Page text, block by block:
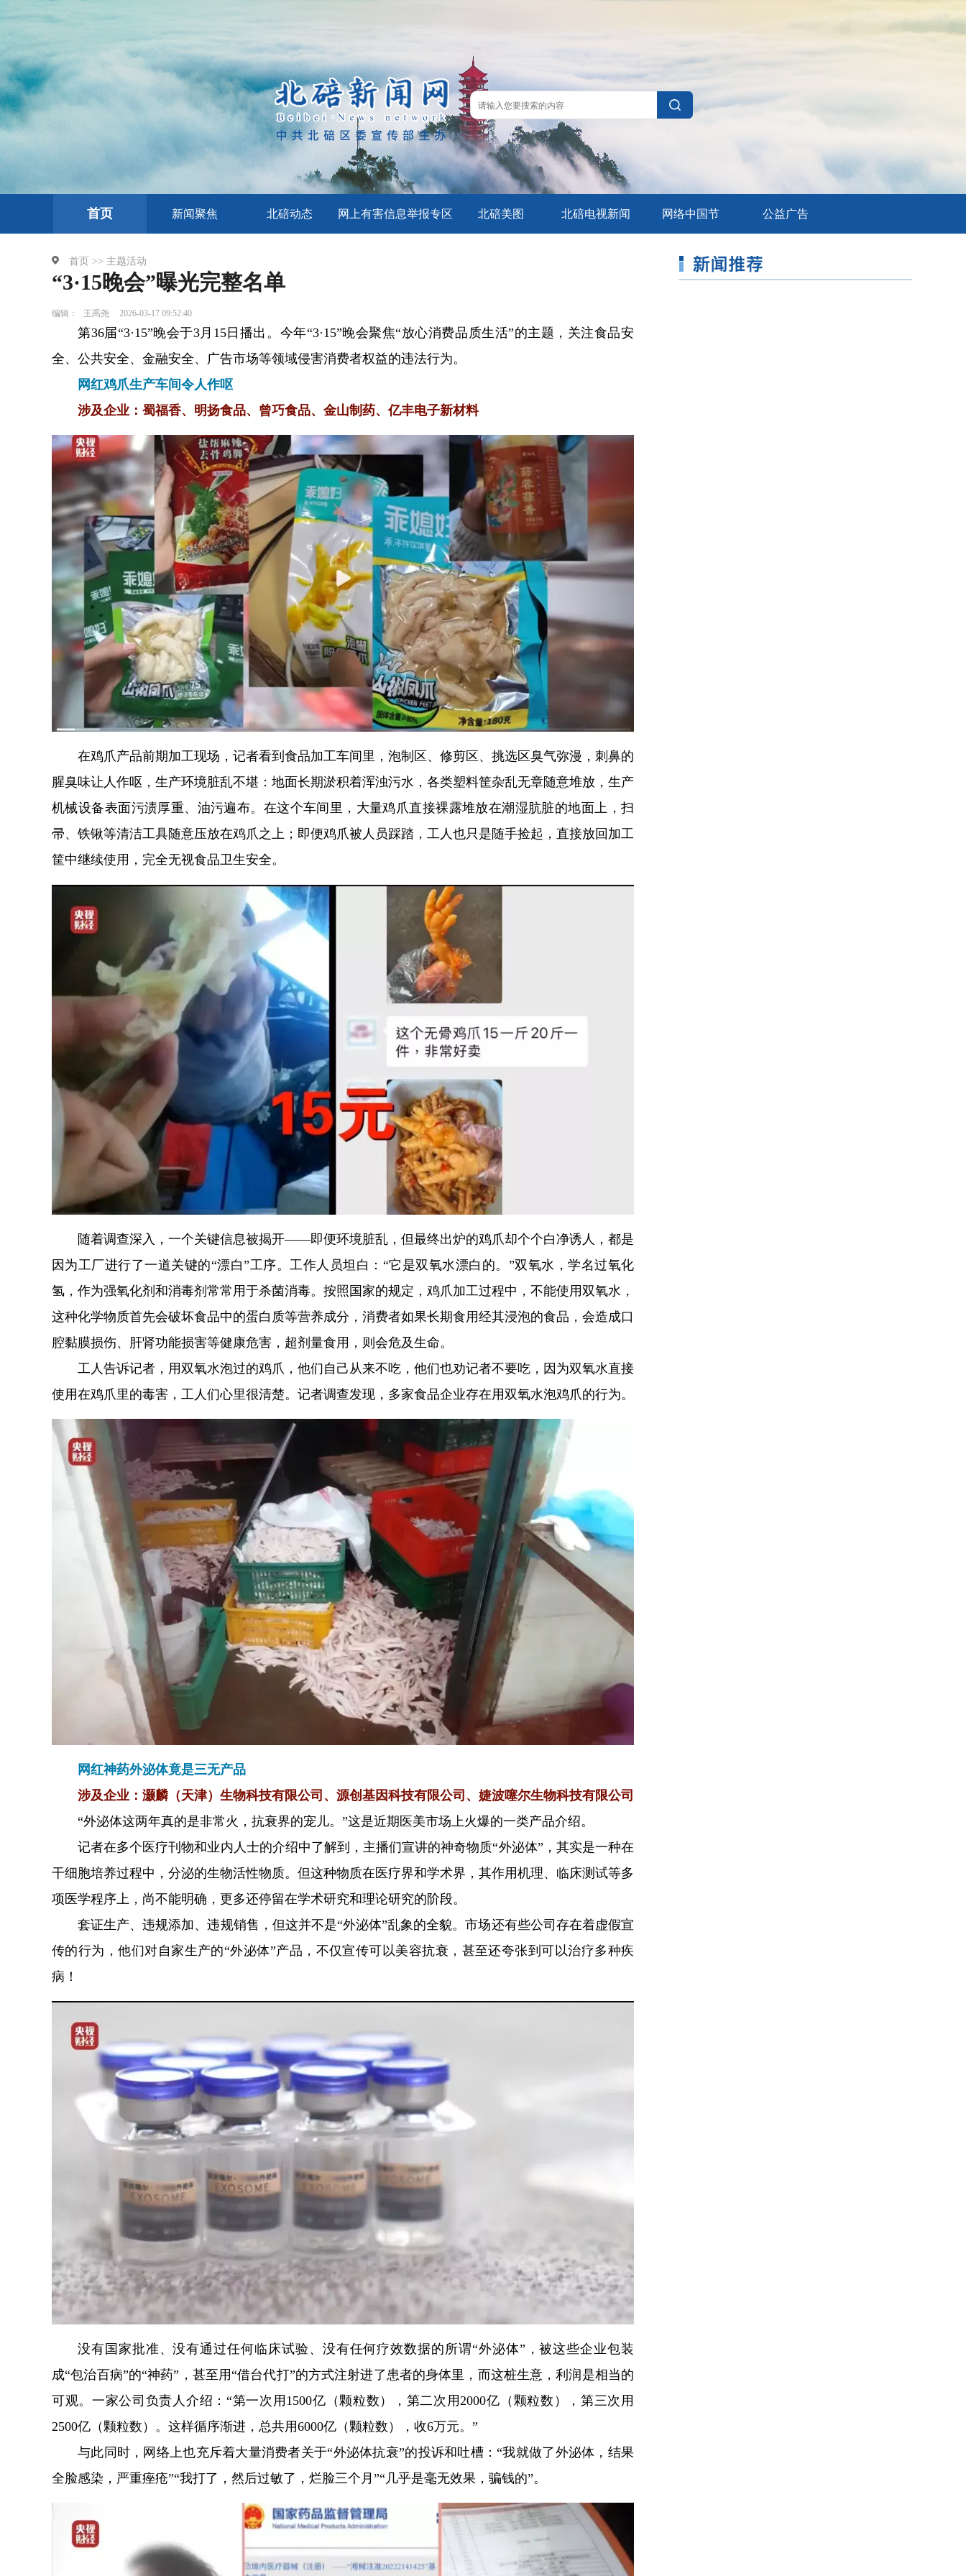
首页 新闻聚焦 北碚动态 网上有害信息举报专区 北碚美图 北碚电视新闻 网络中国节 公益广告
首页 >> 主题活动
“3·15晚会”曝光完整名单
编辑： 王禹尧 2026-03-17 09:52:40
第36届“3·15”晚会于3月15日播出。今年“3·15”晚会聚焦“放心消费品质生活”的主题，关注食品安
全、公共安全、金融安全、广告市场等领域侵害消费者权益的违法行为。
网红鸡爪生产车间令人作呕
涉及企业：蜀福香、明扬食品、曾巧食品、金山制药、亿丰电子新材料
在鸡爪产品前期加工现场，记者看到食品加工车间里，泡制区、修剪区、挑选区臭气弥漫，刺鼻的
腥臭味让人作呕，生产环境脏乱不堪：地面长期淤积着浑浊污水，各类塑料筐杂乱无章随意堆放，生产
机械设备表面污渍厚重、油污遍布。在这个车间里，大量鸡爪直接裸露堆放在潮湿肮脏的地面上，扫
帚、铁锹等清洁工具随意压放在鸡爪之上；即便鸡爪被人员踩踏，工人也只是随手捡起，直接放回加工
筐中继续使用，完全无视食品卫生安全。
随着调查深入，一个关键信息被揭开——即便环境脏乱，但最终出炉的鸡爪却个个白净诱人，都是
因为工厂进行了一道关键的“漂白”工序。工作人员坦白：“它是双氧水漂白的。”双氧水，学名过氧化
氢，作为强氧化剂和消毒剂常常用于杀菌消毒。按照国家的规定，鸡爪加工过程中，不能使用双氧水，
这种化学物质首先会破坏食品中的蛋白质等营养成分，消费者如果长期食用经其浸泡的食品，会造成口
腔黏膜损伤、肝肾功能损害等健康危害，超剂量食用，则会危及生命。
工人告诉记者，用双氧水泡过的鸡爪，他们自己从来不吃，他们也劝记者不要吃，因为双氧水直接
使用在鸡爪里的毒害，工人们心里很清楚。记者调查发现，多家食品企业存在用双氧水泡鸡爪的行为。
网红神药外泌体竟是三无产品
涉及企业：灏麟（天津）生物科技有限公司、源创基因科技有限公司、婕波噻尔生物科技有限公司
“外泌体这两年真的是非常火，抗衰界的宠儿。”这是近期医美市场上火爆的一类产品介绍。
记者在多个医疗刊物和业内人士的介绍中了解到，主播们宣讲的神奇物质“外泌体”，其实是一种在
干细胞培养过程中，分泌的生物活性物质。但这种物质在医疗界和学术界，其作用机理、临床测试等多
项医学程序上，尚不能明确，更多还停留在学术研究和理论研究的阶段。
套证生产、违规添加、违规销售，但这并不是“外泌体”乱象的全貌。市场还有些公司存在着虚假宣
传的行为，他们对自家生产的“外泌体”产品，不仅宣传可以美容抗衰，甚至还夸张到可以治疗多种疾
病！
没有国家批准、没有通过任何临床试验、没有任何疗效数据的所谓“外泌体”，被这些企业包装
成“包治百病”的“神药”，甚至用“借台代打”的方式注射进了患者的身体里，而这桩生意，利润是相当的
可观。一家公司负责人介绍：“第一次用1500亿（颗粒数），第二次用2000亿（颗粒数），第三次用
2500亿（颗粒数）。这样循序渐进，总共用6000亿（颗粒数），收6万元。”
与此同时，网络上也充斥着大量消费者关于“外泌体抗衰”的投诉和吐槽：“我就做了外泌体，结果
全脸感染，严重痤疮”“我打了，然后过敏了，烂脸三个月”“几乎是毫无效果，骗钱的”。